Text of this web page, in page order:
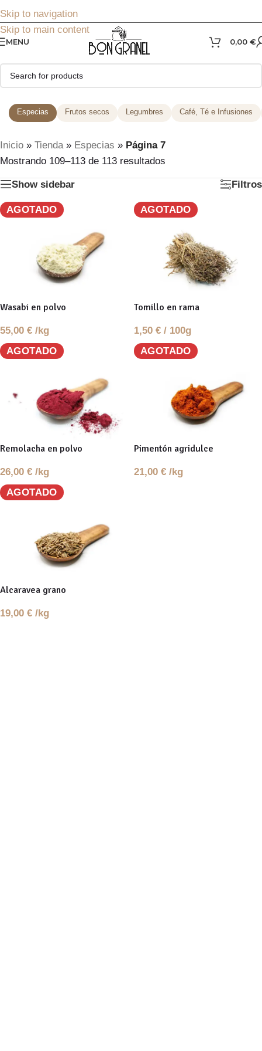
Skip to navigation
Skip to main content
MENU 0,00 €
Especias Frutos secos Legumbres Café, Té e Infusiones
Inicio » Tienda» Especias » Página 7
Mostrando 109–113 de 113 resultados
Show sidebar Filtros
AGOTADO
Wasabi en polvo
55,00 € /kg
AGOTADO
Tomillo en rama
1,50 € / 100g
AGOTADO
Remolacha en polvo
26,00 € /kg
AGOTADO
Pimentón agridulce
21,00 € /kg
AGOTADO
Alcaravea grano
19,00 € /kg